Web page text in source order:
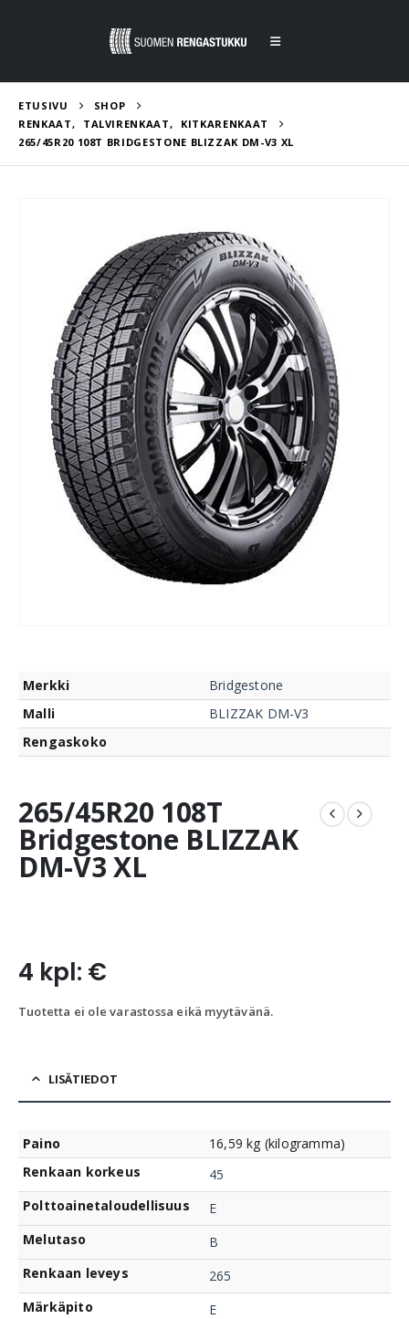
ETUSIVU
SHOP
RENKAAT, TALVIRENKAAT,
KITKARENKAAT
265/45R20 108T BRIDGESTONE BLIZZAK DM-V3 XL
Merkki
Bridgestone
Malli
BLIZZAK DM-V3
Rengaskoko
265/45R20 108T
Bridgestone BLIZZAK
DM-V3 XL
4 kpl: €
Tuotetta ei ole varastossa eikä myytävänä.
LISÄTIEDOT
Paino
16,59 kg (kilogramma)
Renkaan korkeus
45
Polttoainetaloudellisuus
E
Melutaso
B
Renkaan leveys
265
Märkäpito
E